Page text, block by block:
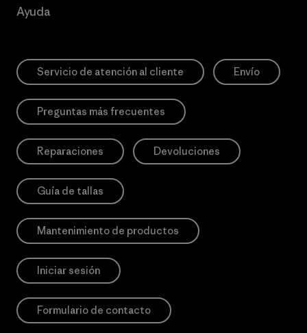
Ayuda
Servicio de atención al cliente Envío
Preguntas más frecuentes
Reparaciones Devoluciones
Guía de tallas
Mantenimiento de productos
Iniciar sesión
Formulario de contacto